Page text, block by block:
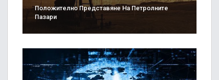
Положително Представяне На Петролните
Пазари